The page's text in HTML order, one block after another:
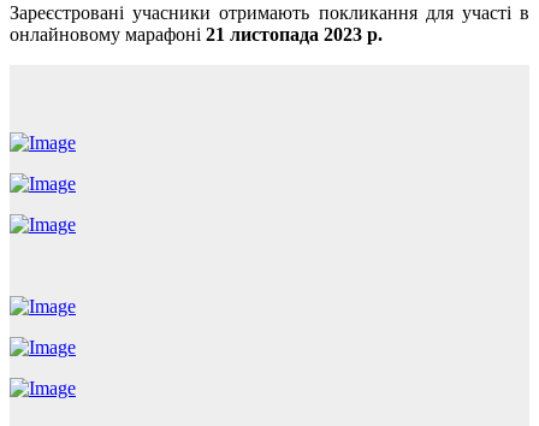
Зареєстровані учасники отримають покликання для участі в
онлайновому марафоні 21 листопада 2023 р.